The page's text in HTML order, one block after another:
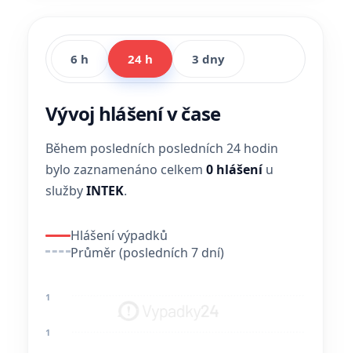
6 h 24 h 3 dny
Vývoj hlášení v čase
Během posledních posledních 24 hodin
bylo zaznamenáno celkem 0 hlášeníu
službyINTEK.
Hlášení výpadků
Průměr (posledních 7 dní)
1
1